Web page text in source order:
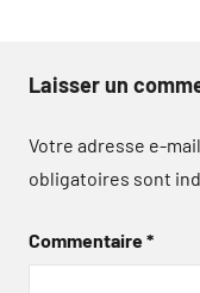
Laisser un
Votre adresse e-
obligatoires sont
Commentaire*